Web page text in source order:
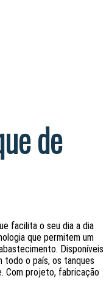
de
facilita o seu dia a dia
que permitem um
Disponíveis
todo o país, os tanques
Com projeto, fabricação